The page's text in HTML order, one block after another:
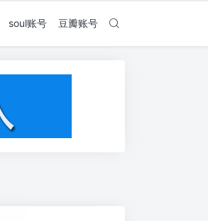
soul账号 豆瓣账号